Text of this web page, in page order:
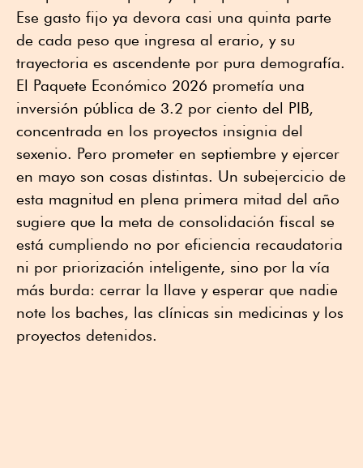
Ese gasto fijo ya devora casi una quinta parte
de cada peso que ingresa al erario, y su
trayectoria es ascendente por pura demografía.
El Paquete Económico 2026 prometía una
inversión pública de 3.2 por ciento del PIB,
concentrada en los proyectos insignia del
sexenio. Pero prometer en septiembre y ejercer
en mayo son cosas distintas. Un subejercicio de
esta magnitud en plena primera mitad del año
sugiere que la meta de consolidación fiscal se
está cumpliendo no por eficiencia recaudatoria
ni por priorización inteligente, sino por la vía
más burda: cerrar la llave y esperar que nadie
note los baches, las clínicas sin medicinas y los
proyectos detenidos.